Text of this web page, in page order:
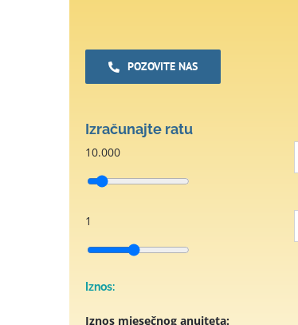
POZOVITE NAS
Izračunajte ratu
10.000
1
Iznos:
Iznos mjesečnog anuiteta: